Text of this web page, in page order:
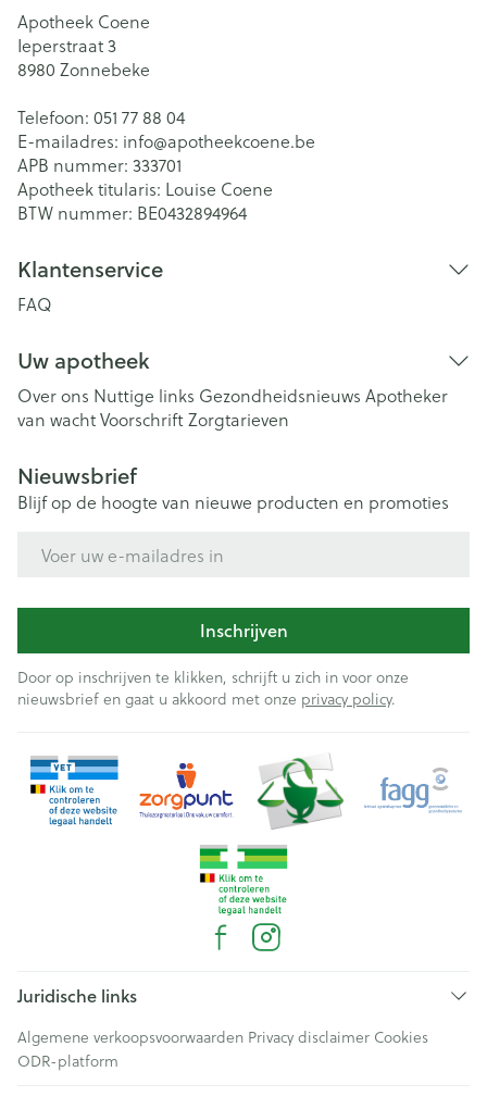
Apotheek Coene
Ieperstraat 3
8980 Zonnebeke
Telefoon: 051 77 88 04
E-mailadres: info@apotheekcoene.be
APB nummer: 333701
Apotheek titularis: Louise Coene
BTW nummer: BE0432894964
Klantenservice
FAQ
Uw apotheek
Over ons Nuttige links Gezondheidsnieuws Apotheker
van wachtVoorschriftZorgtarieven
Nieuwsbrief
Blijf op de hoogte van nieuwe producten en promoties
Inschrijven
Door op inschrijven te klikken, schrijft u zich in voor onze
nieuwsbrief en gaat u akkoord met onze privacy policy.
Juridische links
Algemene verkoopsvoorwaarden Privacy disclaimer Cookies
ODR-platform